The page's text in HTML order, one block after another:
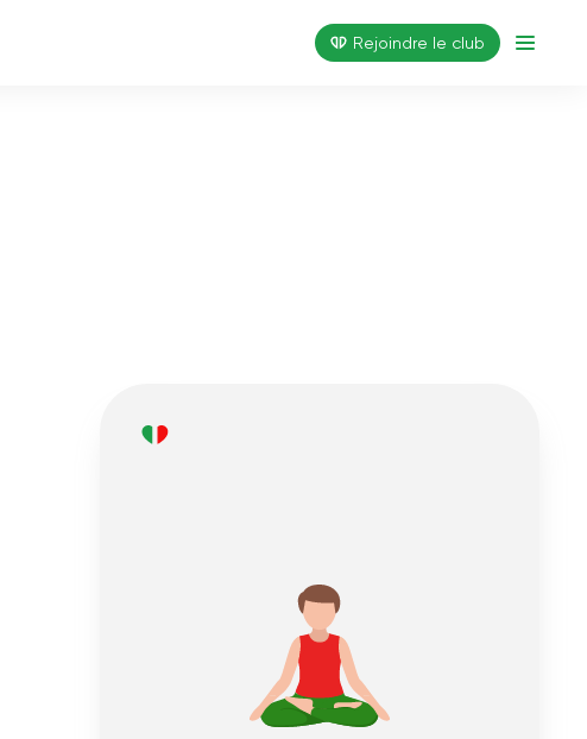
Rejoindre le club